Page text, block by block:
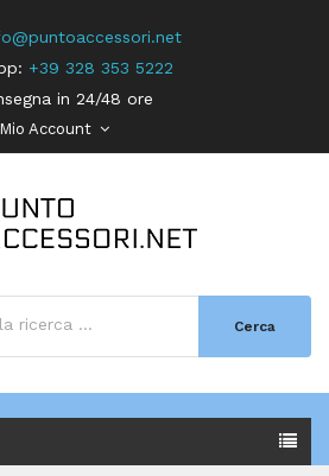
+39 328 353 5222
in 24/48 ore
Mio Account
Cerca